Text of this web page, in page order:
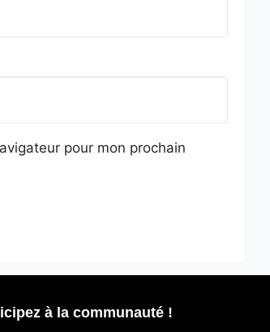
pour mon prochain
à la communauté !